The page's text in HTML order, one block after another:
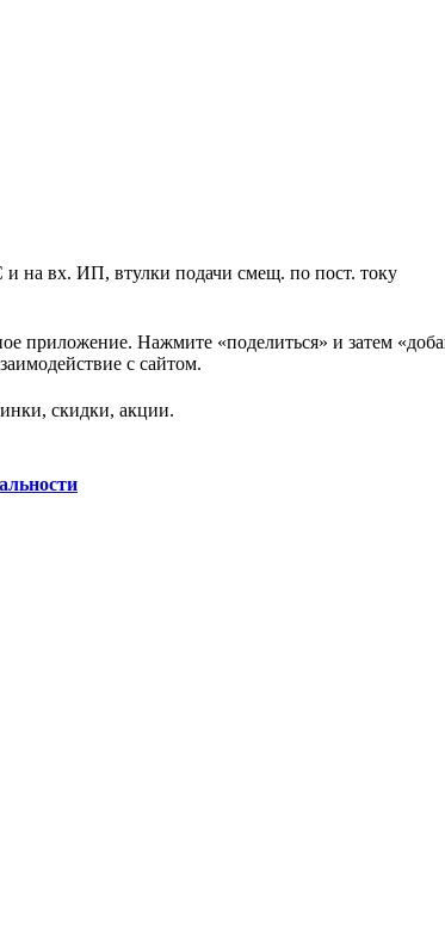
на вх. ИП, втулки подачи смещ. по пост. току
приложение. Нажмите «поделиться» и затем
с сайтом.
скидки, акции.